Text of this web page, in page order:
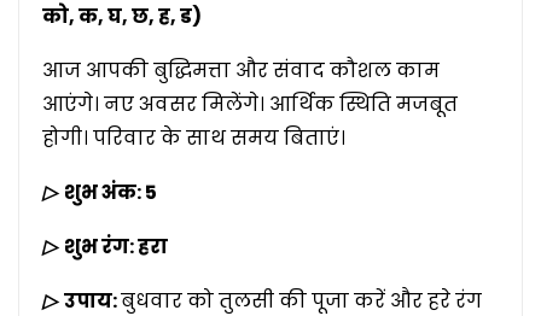
को, क, घ, छ, ह, ड)
आज आपकी बुद्धिमत्ता और संवाद कौशल काम
आएंगे। नए अवसर मिलेंगे। आर्थिक स्थिति मजबूत
होगी। परिवार के साथ समय बिताएं।
▷ शुभ अंक: 5
▷ शुभ रंग: हरा
▷उपाय:बुधवार को तुलसी की पूजा करें और हरे रंग